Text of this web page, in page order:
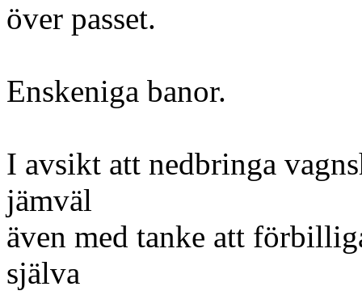
över passet.
Enskeniga banor.
I avsikt att nedbringa
jämväl
även med tanke att
själva